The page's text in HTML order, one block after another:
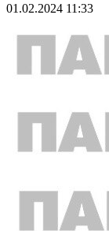
01.02.2024 11:33